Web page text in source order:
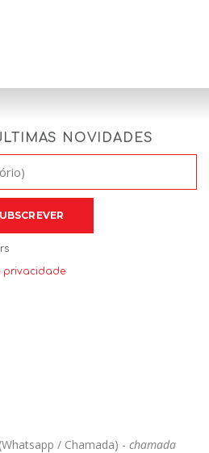
NOVIDADES
privacidade
/ Chamada) - chamada